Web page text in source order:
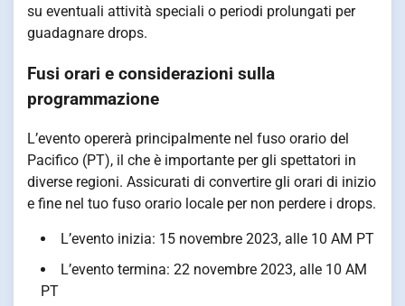
su eventuali attività speciali o periodi prolungati per
guadagnare drops.
Fusi orari e considerazioni sulla
programmazione
L’evento opererà principalmente nel fuso orario del
Pacifico (PT), il che è importante per gli spettatori in
diverse regioni. Assicurati di convertire gli orari di inizio
e fine nel tuo fuso orario locale per non perdere i drops.
L’evento inizia: 15 novembre 2023, alle 10 AM PT
L’evento termina: 22 novembre 2023, alle 10 AM
PT